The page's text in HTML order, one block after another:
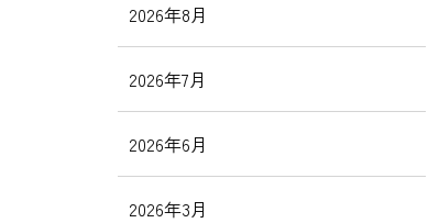
2026年8月
2026年7月
2026年6月
2026年3月